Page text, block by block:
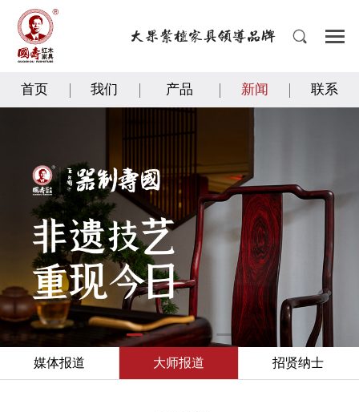
首页 我们 产品 新闻 联系
媒体报道 大师报道 招贤纳士